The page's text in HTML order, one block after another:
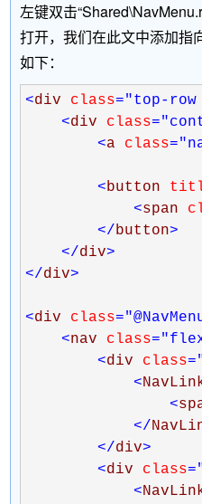
左键双击
打开，我们在此文中添加指
如下：
<div class="top-
<div class
<a class
<button
<span
</button>
</div>
</div>
<div class
<nav class
<div class
<
<
</
</div>
<div class
<